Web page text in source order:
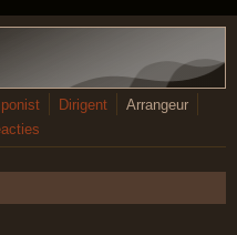
Dirigent
Arrangeur